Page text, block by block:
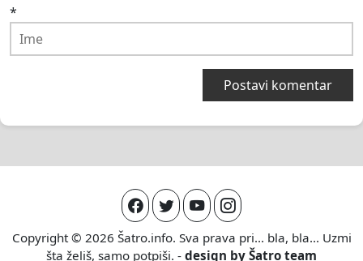
*
Copyright © 2026 Šatro.info. Sva prava pri... bla, bla... Uzmi
šta želiš, samo potpiši. - design by Šatro team